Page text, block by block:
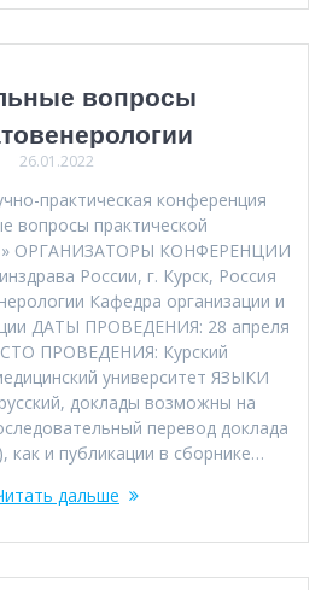
вопросы
26.01.2022
практическая конференция
вопросы практической
ОРГАНИЗАТОРЫ КОНФЕРЕНЦИИ
России, г. Курск, Россия
Кафедра организации и
ДАТЫ ПРОВЕДЕНИЯ: 28 апреля
ПРОВЕДЕНИЯ: Курский
университет ЯЗЫКИ
доклады возможны на
перевод доклада
как и публикации в сборнике…
дальше